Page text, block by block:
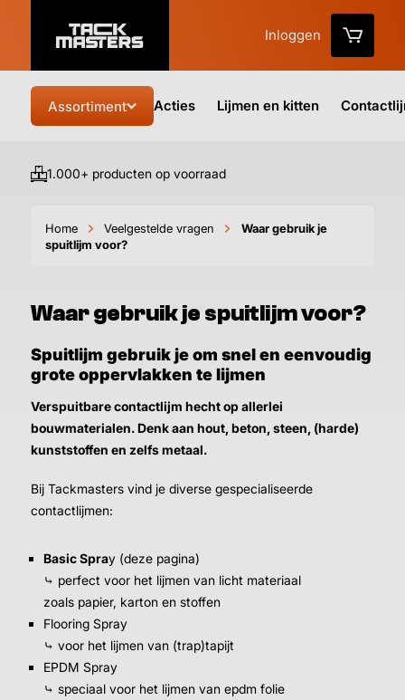
Inloggen
Assortiment Acties Lijmen en kitten
1.000+ producten op voorraad
Home Veelgestelde vragen
Waar gebruik je
spuitlijm voor?
Waar gebruik je spuitlijm voor?
Spuitlijm gebruik je om snel en eenvoudig
grote oppervlakken te lijmen
Verspuitbare contactlijm hecht op allerlei
bouwmaterialen. Denk aan hout, beton, steen, (harde)
kunststoffen en zelfs metaal.
Bij Tackmasters vind je diverse gespecialiseerde
contactlijmen:
Basic Spray (deze pagina)
⤷ perfect voor het lijmen van licht materiaal
zoals papier, karton en stoffen
Flooring Spray
⤷ voor het lijmen van (trap)tapijt
EPDM Spray
⤷ speciaal voor het lijmen van epdm folie